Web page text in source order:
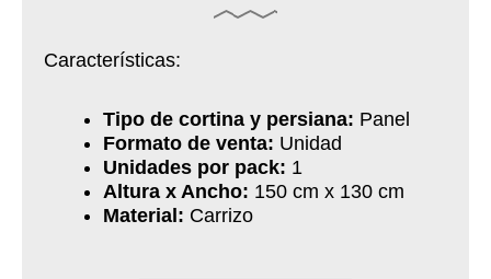
Características:
Tipo de cortina y persiana: Panel
Formato de venta: Unidad
Unidades por pack: 1
Altura x Ancho: 150 cm x 130 cm
Material: Carrizo